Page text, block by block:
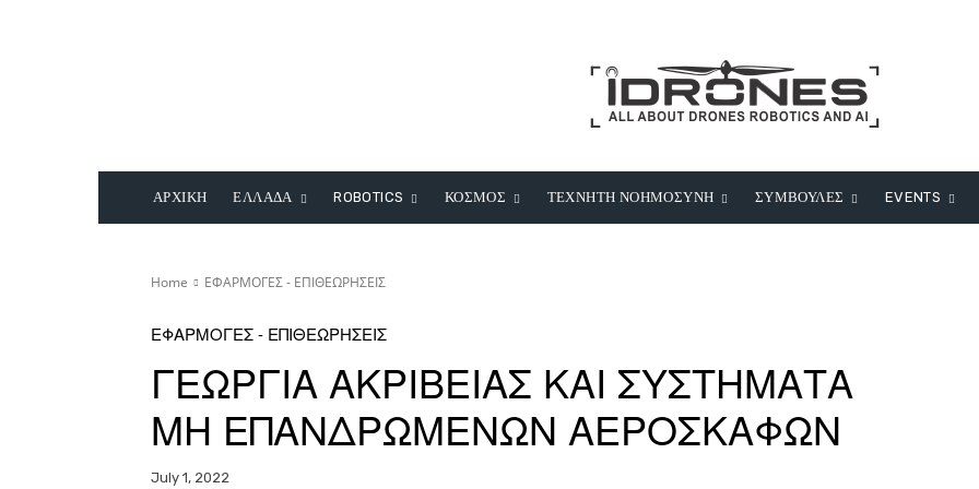
ΑΡΧΙΚΗ ΕΛΛΑΔΑ ROBOTICS ΚΟΣΜΟΣ ΤΕΧΝΗΤΗ ΝΟΗΜΟΣΥΝΗ ΣΥΜΒΟΥΛΕΣ EVENTS
Home ΕΦΑΡΜΟΓΕΣ - ΕΠΙΘΕΩΡΗΣΕΙΣ
ΕΦΑΡΜΟΓΕΣ - ΕΠΙΘΕΩΡΗΣΕΙΣ
ΓΕΩΡΓΙΑ ΑΚΡΙΒΕΙΑΣ ΚΑΙ ΣΥΣΤΗΜΑΤΑ
ΜΗ ΕΠΑΝΔΡΩΜΕΝΩΝ ΑΕΡΟΣΚΑΦΩΝ
July 1, 2022